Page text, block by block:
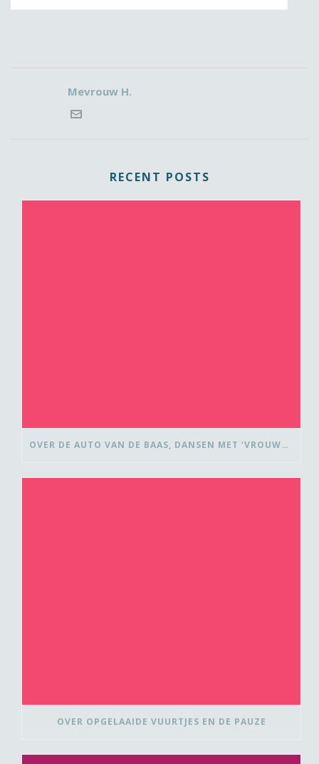
Mevrouw H.
RECENT POSTS
OVER DE AUTO VAN DE BAAS, DANSEN MET ‘VROUWEN VAN’ EN BEDANK-BLOMMEN
OVER OPGELAAIDE VUURTJES EN DE PAUZE